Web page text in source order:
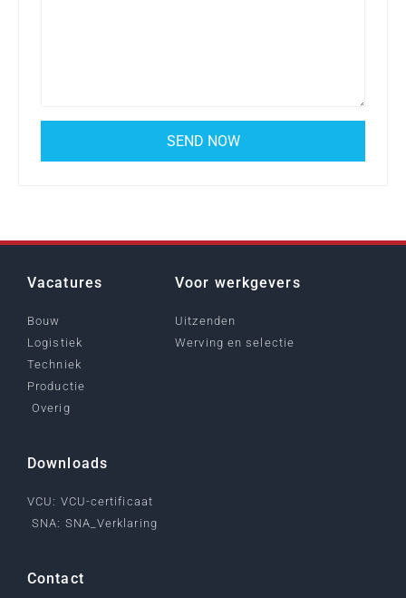
Vacatures
Bouw
Logistiek
Techniek
Productie
Overig
Voor werkgevers
Uitzenden
Werving en selectie
Downloads
VCU: VCU-certificaat
SNA: SNA_Verklaring
Contact